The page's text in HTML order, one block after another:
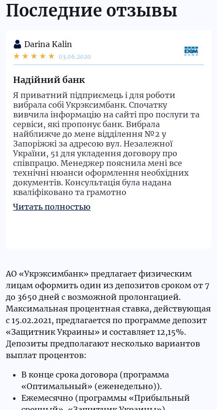
Последние отзывы
Darina Kalin
03.06.2020
Надійний банк
Я приватний підприємець і для роботи
вибрала собі Укрэксимбанк. Спочатку
вивчила інформацію на сайті про послуги та
сервіси, які пропонує банк. Вибрала
найближче до мене відділення №2 у
Запоріжжі за адресою вул. Незалежної
України, 51 для укладення договору про
співпрацю. Менеджер пояснила мені все
технічні нюанси оформлення необхідних
документів. Консультація була надана
кваліфіковано та грамотно
АО «Укрэксимбанк» предлагает физическим
лицам оформить один из депозитов сроком от 7
до 3650 дней с возможной пролонгацией.
Максимальная процентная ставка, действующая
с 15.02.2021, предлагается по программе депозит
«Защитник Украины» и составляет 12,15%.
Депозиты предполагают несколько вариантов
выплат процентов:
В конце срока договора (программа
«Оптимальный» (еженедельно)).
Ежемесячно (программы «Прибыльный